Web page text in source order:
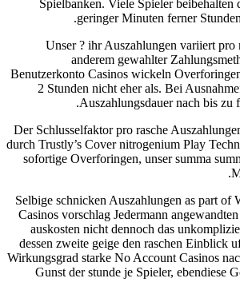
Spielbanken. Viele Spieler
geringer Minuten ferner
Unser ? ihr Auszahlungen variiert pro
anderem gewahlter
Benutzerkonto Casinos wickeln
2 Stunden nicht eher als. Bei
Auszahlungsdauer nach bis zu
Der Schlusselfaktor pro rasche
durch Trustly’s Cover nitrogenium Play
sofortige Overforingen, unser summa
Selbige schnicken Auszahlungen as part of
Casinos vorschlag Jedermann
auskosten nicht dennoch das
dessen zweite geige den raschen Einblick
Wirkungsgrad starke No Account Casinos
Gunst der stunde je Spieler, ebendiese